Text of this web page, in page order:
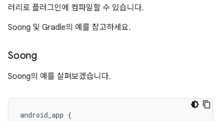
러리로 플러그인에 컴파일할 수 있습니다.
Soong 및 Gradle의 예를 참고하세요.
Soong
Soong의 예를 살펴보겠습니다.
android_app {